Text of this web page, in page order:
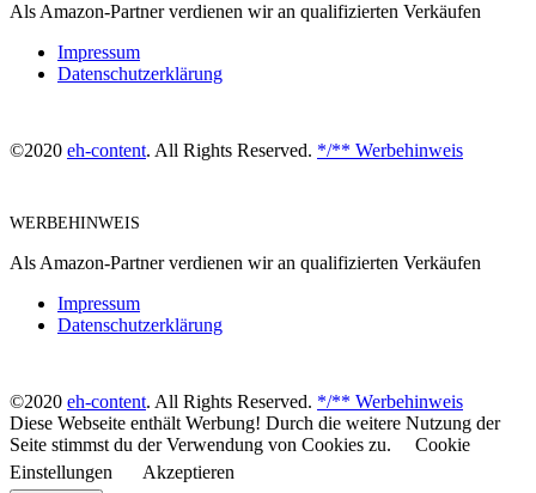
Als Amazon-Partner verdienen wir an qualifizierten Verkäufen
Impressum
Datenschutzerklärung
©2020 eh-content. All Rights Reserved. */** Werbehinweis
WERBEHINWEIS
Als Amazon-Partner verdienen wir an qualifizierten Verkäufen
Impressum
Datenschutzerklärung
©2020 eh-content. All Rights Reserved. */** Werbehinweis
Diese Webseite enthält Werbung! Durch die weitere Nutzung der
Seite stimmst du der Verwendung von Cookies zu.
Cookie
Einstellungen
Akzeptieren